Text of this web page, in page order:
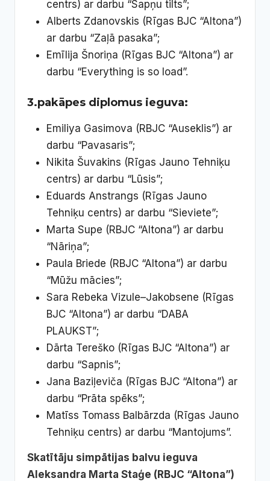
centrs) ar darbu “Sapņu tilts”;
Alberts Zdanovskis (Rīgas BJC “Altona”)
ar darbu “Zaļā pasaka”;
Emīlija Šnoriņa (Rīgas BJC “Altona”) ar
darbu “Everything is so load”.
3.pakāpes diplomus ieguva:
Emiliya Gasimova (RBJC “Auseklis”) ar
darbu “Pavasaris”;
Nikita Šuvakins (Rīgas Jauno Tehniķu
centrs) ar darbu “Lūsis”;
Eduards Anstrangs (Rīgas Jauno
Tehniķu centrs) ar darbu “Sieviete”;
Marta Supe (RBJC “Altona”) ar darbu
“Nāriņa”;
Paula Briede (RBJC “Altona”) ar darbu
“Mūžu mācies”;
Sara Rebeka Vizule–Jakobsene (Rīgas
BJC “Altona”) ar darbu “DABA
PLAUKST”;
Dārta Tereško (Rīgas BJC “Altona”) ar
darbu “Sapnis”;
Jana Baziļeviča (Rīgas BJC “Altona”) ar
darbu “Prāta spēks”;
Matīss Tomass Balbārzda (Rīgas Jauno
Tehniķu centrs) ar darbu “Mantojums”.
Skatītāju simpātijas balvu ieguva
Aleksandra Marta Staģe (RBJC “Altona”)